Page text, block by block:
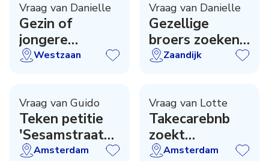
Vraag van Danielle
Gezin of
jongere
gezocht
Westzaan
Vraag van Danielle
Gezellige
broers zoeken
speelplek
Zaandijk
Vraag van Guido
Teken petitie
'Sesamstraat
en Melkweg'
Amsterdam
Vraag van Lotte
Takecarebnb
zoekt
gastgezinnen!
Amsterdam